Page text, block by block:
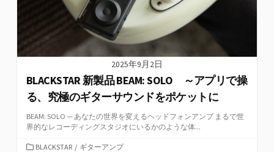
2025年9月2日
BLACKSTAR 新製品 BEAM: SOLO ～アプリで操
る、究極のギターサウンドをポケットに
BEAM: SOLO — あなたの世界を変えるヘッドフォンアンプ まるで世
界的なレコーディングスタジオにいるかのような体...
カBLACKSTAR / ギターアンプ